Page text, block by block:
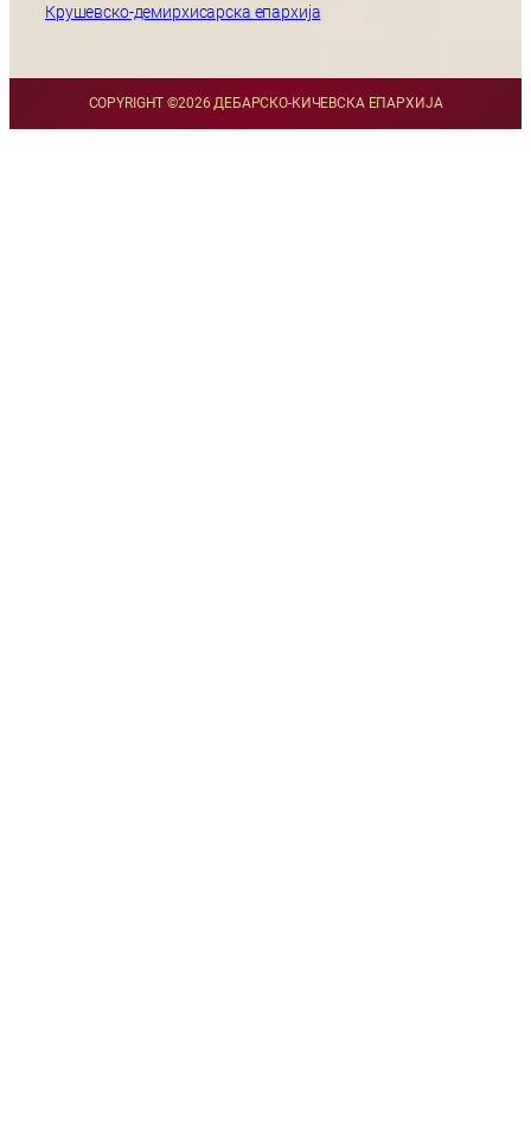
Крушевско-демирхисарска епархија
COPYRIGHT ©2026 ДЕБАРСКО-КИЧЕВСКА ЕПАРХИЈА